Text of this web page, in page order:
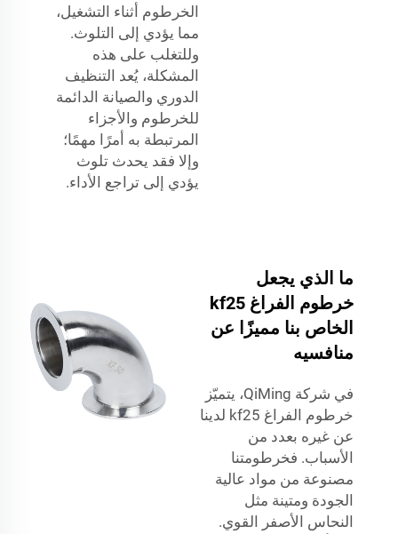
الخرطوم أثناء التشغيل،
مما يؤدي إلى التلوث.
وللتغلب على هذه
المشكلة، يُعد التنظيف
الدوري والصيانة الدائمة
للخرطوم والأجزاء
المرتبطة به أمرًا مهمًا؛
وإلا فقد يحدث تلوث
يؤدي إلى تراجع الأداء.
ما الذي يجعل
خرطوم الفراغ kf25
الخاص بنا مميزًا عن
منافسيه
في شركة QiMing، يتميّز
خرطوم الفراغ kf25 لدينا
عن غيره بعدد من
الأسباب. فخرطومتنا
مصنوعة من مواد عالية
الجودة ومتينة مثل
النحاس الأصفر القوي.